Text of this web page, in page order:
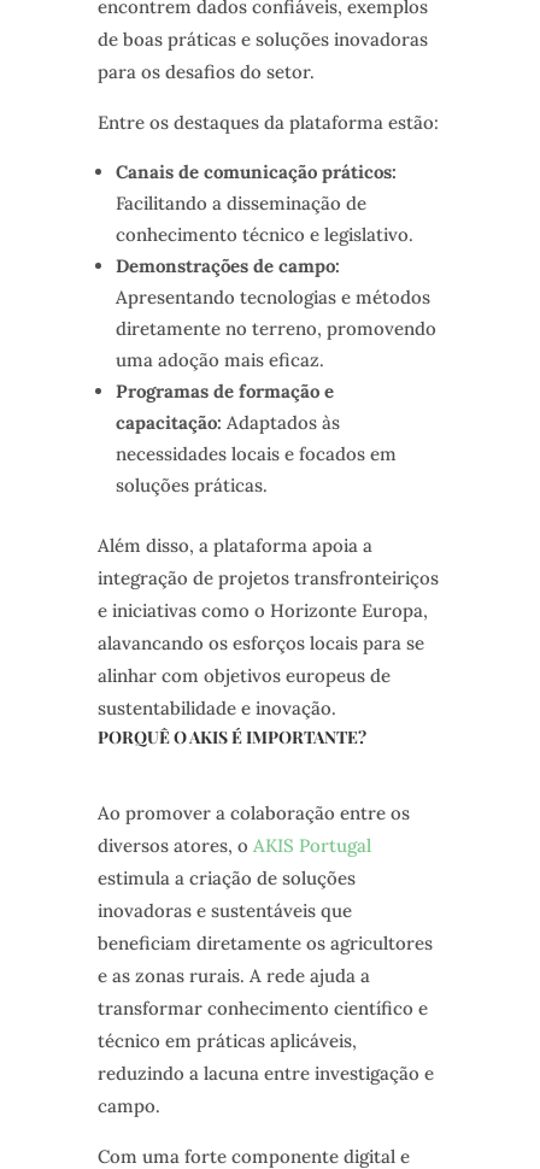
encontrem dados confiáveis, exemplos
de boas práticas e soluções inovadoras
para os desafios do setor.
Entre os destaques da plataforma estão:
Canais de comunicação práticos:
Facilitando a disseminação de
conhecimento técnico e legislativo.
Demonstrações de campo:
Apresentando tecnologias e métodos
diretamente no terreno, promovendo
uma adoção mais eficaz.
Programas de formação e
capacitação: Adaptados às
necessidades locais e focados em
soluções práticas.
Além disso, a plataforma apoia a
integração de projetos transfronteiriços
e iniciativas como o Horizonte Europa,
alavancando os esforços locais para se
alinhar com objetivos europeus de
sustentabilidade e inovação.
PORQUÊ O AKIS É IMPORTANTE?
Ao promover a colaboração entre os
diversos atores, o AKIS Portugal
estimula a criação de soluções
inovadoras e sustentáveis que
beneficiam diretamente os agricultores
e as zonas rurais. A rede ajuda a
transformar conhecimento científico e
técnico em práticas aplicáveis,
reduzindo a lacuna entre investigação e
campo.
Com uma forte componente digital e